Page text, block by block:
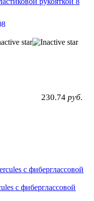
230.74 руб.
с фиберглассовой